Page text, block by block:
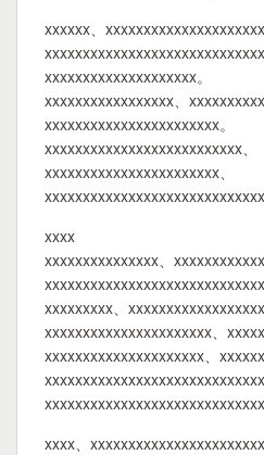
xxxxxx、
xxxxxxxxxxxxxxxxxxxx。
xxxxxxxxxxxxxxxxx、
xxxxxxxxxxxxxxxxxxxxxxx。
xxxxxxxxxxxxxxxxxxxxxxxxxx、
xxxxxxxxxxxxxxxxxxxxxxx、
xxxx
xxxxxxxxxxxxxxx、
xxxxxxxxx、
xxxxxxxxxxxxxxxxxxxxxx、
xxxxxxxxxxxxxxxxxxxxx、
xxxx、